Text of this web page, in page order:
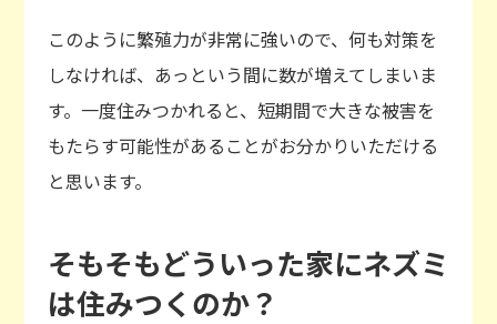
このように繁殖力が非常に強いので、何も対策を
しなければ、あっという間に数が増えてしまいま
す。一度住みつかれると、短期間で大きな被害を
もたらす可能性があることがお分かりいただける
と思います。
そもそもどういった家にネズミ
は住みつくのか？